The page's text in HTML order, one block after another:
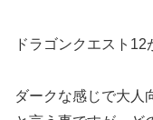
ドラゴンクエスト12
ダークな感じで大人